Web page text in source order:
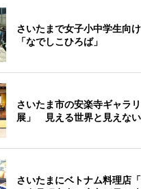
さいたまで女子小中学生向
「なでしこひろば」
さいたま市の安楽寺ギャラ
展」 見える世界と見えな
さいたまにベトナム料理店